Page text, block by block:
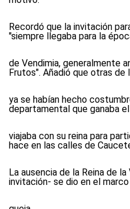
Recordó que la invitación
"siempre llegaba para la
de Vendimia, generalmente
Frutos". Añadió que otras de
ya se habían hecho
departamental que ganaba
viajaba con su reina para
hace en las calles de
La ausencia de la Reina de
invitación- se dio en el